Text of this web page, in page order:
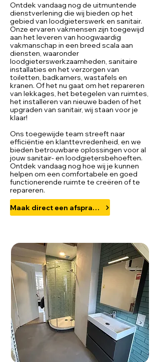
Ontdek vandaag nog de uitmuntende
dienstverlening die wij bieden op het
gebied van loodgieterswerk en sanitair.
Onze ervaren vakmensen zijn toegewijd
aan het leveren van hoogwaardig
vakmanschap in een breed scala aan
diensten, waaronder
loodgieterswerkzaamheden, sanitaire
installaties en het verzorgen van
toiletten, badkamers, wastafels en
kranen. Of het nu gaat om het repareren
van lekkages, het betegelen van ruimtes,
het installeren van nieuwe baden of het
upgraden van sanitair, wij staan voor je
klaar!
Ons toegewijde team streeft naar
efficiëntie en klanttevredenheid, en we
bieden betrouwbare oplossingen voor al
jouw sanitair- en loodgietersbehoeften.
Ontdek vandaag nog hoe wij je kunnen
helpen om een comfortabele en goed
functionerende ruimte te creëren of te
repareren.
Maak direct een afspraak